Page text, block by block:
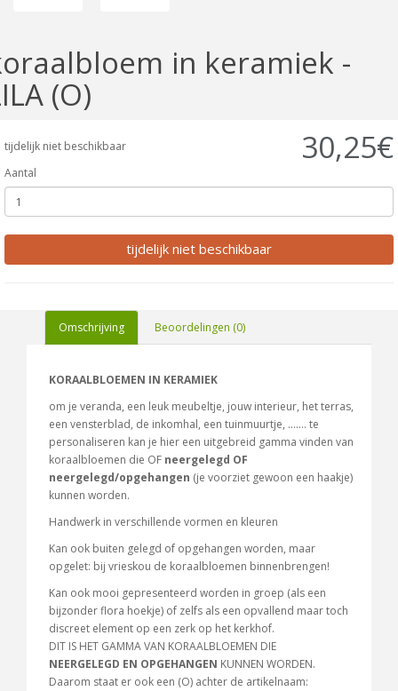
in keramiek -
(O)
tijdelijk niet beschikbaar 30,25€
Aantal
tijdelijk niet beschikbaar
Omschrijving Beoordelingen (0)
KORAALBLOEMEN IN KERAMIEK
om je veranda, een leuk meubeltje, jouw interieur, het terras,
een vensterblad, de inkomhal, een tuinmuurtje, ....... te
personaliseren kan je hier een uitgebreid gamma vinden van
koraalbloemen die OF neergelegd OF
neergelegd/opgehangen (je voorziet gewoon een haakje)
kunnen worden.
Handwerk in verschillende vormen en kleuren
Kan ook buiten gelegd of opgehangen worden, maar
opgelet: bij vrieskou de koraalbloemen binnenbrengen!
Kan ook mooi gepresenteerd worden in groep (als een
bijzonder flora hoekje) of zelfs als een opvallend maar toch
discreet element op een zerk op het kerkhof.
DIT IS HET GAMMA VAN KORAALBLOEMEN DIE
NEERGELEGD EN OPGEHANGEN KUNNEN WORDEN.
Daarom staat er ook een (O) achter de artikelnaam: